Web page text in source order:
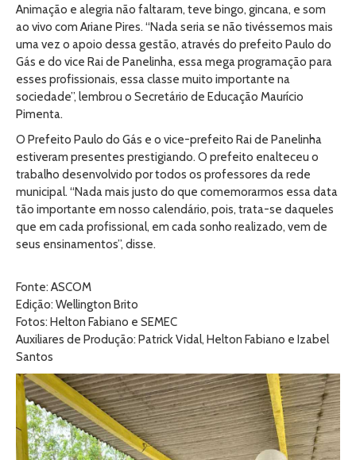
Animação e alegria não faltaram, teve bingo, gincana, e som
ao vivo com Ariane Pires. “Nada seria se não tivéssemos mais
uma vez o apoio dessa gestão, através do prefeito Paulo do
Gás e do vice Rai de Panelinha, essa mega programação para
esses profissionais, essa classe muito importante na
sociedade”, lembrou o Secretário de Educação Maurício
Pimenta.
O Prefeito Paulo do Gás e o vice-prefeito Rai de Panelinha
estiveram presentes prestigiando. O prefeito enalteceu o
trabalho desenvolvido por todos os professores da rede
municipal. “Nada mais justo do que comemorarmos essa data
tão importante em nosso calendário, pois, trata-se daqueles
que em cada profissional, em cada sonho realizado, vem de
seus ensinamentos”, disse.
Fonte: ASCOM
Edição: Wellington Brito
Fotos: Helton Fabiano e SEMEC
Auxiliares de Produção: Patrick Vidal, Helton Fabiano e Izabel
Santos